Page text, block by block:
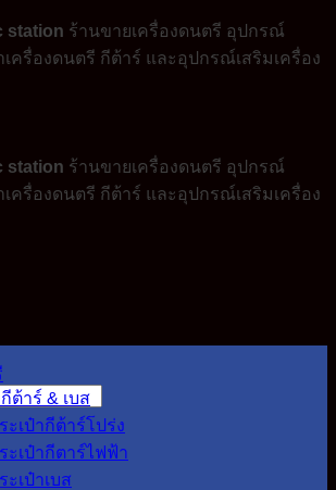
station ร้านขายเครื่องดนตรี อุปกรณ์
เครื่องดนตรี กีต้าร์ และอุปกรณ์เสริมเครื่อง
station ร้านขายเครื่องดนตรี อุปกรณ์
เครื่องดนตรี กีต้าร์ และอุปกรณ์เสริมเครื่อง
ต้าร์ & เบส
ะเป๋ากีต้าร์โปร่ง
ะเป๋ากีตาร์ไฟฟ้า
ะเป๋าเบส